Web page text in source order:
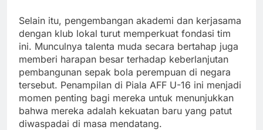
Selain itu, pengembangan akademi dan kerjasama
dengan klub lokal turut memperkuat fondasi tim
ini. Munculnya talenta muda secara bertahap juga
memberi harapan besar terhadap keberlanjutan
pembangunan sepak bola perempuan di negara
tersebut. Penampilan di Piala AFF U-16 ini menjadi
momen penting bagi mereka untuk menunjukkan
bahwa mereka adalah kekuatan baru yang patut
diwaspadai di masa mendatang.